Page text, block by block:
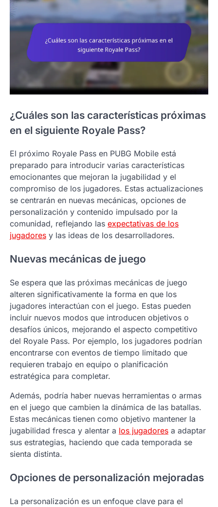
¿Cuáles son las características próximas
en el siguiente Royale Pass?
El próximo Royale Pass en PUBG Mobile está
preparado para introducir varias características
emocionantes que mejoran la jugabilidad y el
compromiso de los jugadores. Estas actualizaciones
se centrarán en nuevas mecánicas, opciones de
personalización y contenido impulsado por la
comunidad, reflejando las expectativas de los
jugadores y las ideas de los desarrolladores.
Nuevas mecánicas de juego
Se espera que las próximas mecánicas de juego
alteren significativamente la forma en que los
jugadores interactúan con el juego. Estas pueden
incluir nuevos modos que introducen objetivos o
desafíos únicos, mejorando el aspecto competitivo
del Royale Pass. Por ejemplo, los jugadores podrían
encontrarse con eventos de tiempo limitado que
requieren trabajo en equipo o planificación
estratégica para completar.
Además, podría haber nuevas herramientas o armas
en el juego que cambien la dinámica de las batallas.
Estas mecánicas tienen como objetivo mantener la
jugabilidad fresca y alentar a los jugadores a adaptar
sus estrategias, haciendo que cada temporada se
sienta distinta.
Opciones de personalización mejoradas
La personalización es un enfoque clave para el